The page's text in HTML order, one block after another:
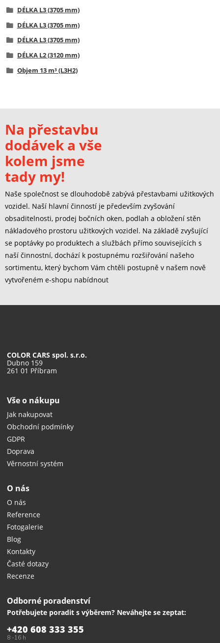
DÉLKA L3 (3705 mm)
DÉLKA L3 (3705 mm)
DÉLKA L3 (3705 mm)
DÉLKA L2 (3120 mm)
Objem 13 m³ (L3H2)
Na přestavbu
dodávek a vše
kolem jsme
tady my!
Naše společnost se dlouhodobě zabývá přestavbami užitkových
vozidel. Naší hlavní činností je především zvyšování
obsaditelnosti, prodej bočních oken, podlah a obložení stěn
nákladového prostoru užitkových vozidel. Na základě zvyšující
se poptávky po produktech a službách přímo souvisejících s
naší činnostní, dochází k postupnému rozšiřování našeho
sortimentu, který bychom Vám chtěli postupně v našem nově
vytvořeném e-shopu nabídnout
COLOR CARS spol. s.r.o.
Dubno 159
261 01 Příbram
Vše o nákupu
Jak nakupovat
Obchodní podmínky
GDPR
Doprava
Věrnostní systém
O nás
O nás
Reference
Fotogalerie
Blog
Kontakty
Časté dotazy
Recenze
Odborné poradenství
Potřebujete poradit s výběrem? Neváhejte se zeptat:
+420 608 333 355
8 -16 h